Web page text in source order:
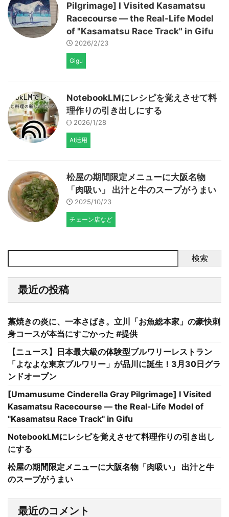
Pilgrimage] I Visited Kasamatsu
Racecourse — the Real-Life Model
of "Kasamatsu Race Track" in Gifu
2026/2/23
Gigu
NotebookLMにレシピを覚えさせて料
理作りの引き出しにする
2026/1/28
AI活用
松屋の期間限定メニューに大阪名物
「肉吸い」 出汁と牛のスープがうまい
2025/10/23
チェーン店など
検索
最近の投稿
藁焼きの炎に、一本さばき。立川「お魚総本家」の豪快刺
身コースが本当にすごかった #提供
【ニュース】日本最大級の体験型ブルワリーレストラン
「よなよな東京ブルワリー」が品川に誕生！3月30日グラ
ンドオープン
[Umamusume Cinderella Gray Pilgrimage] I Visited
Kasamatsu Racecourse — the Real-Life Model of
"Kasamatsu Race Track" in Gifu
NotebookLMにレシピを覚えさせて料理作りの引き出し
にする
松屋の期間限定メニューに大阪名物「肉吸い」 出汁と牛
のスープがうまい
最近のコメント